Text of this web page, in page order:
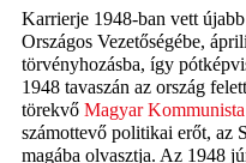
Karrierje 1948-ban vett
Országos Vezetőségébe,
törvényhozásba, így
1948 tavaszán az ország
törekvő Magyar
számottevő politikai erőt, az
magába olvasztja. Az 1948